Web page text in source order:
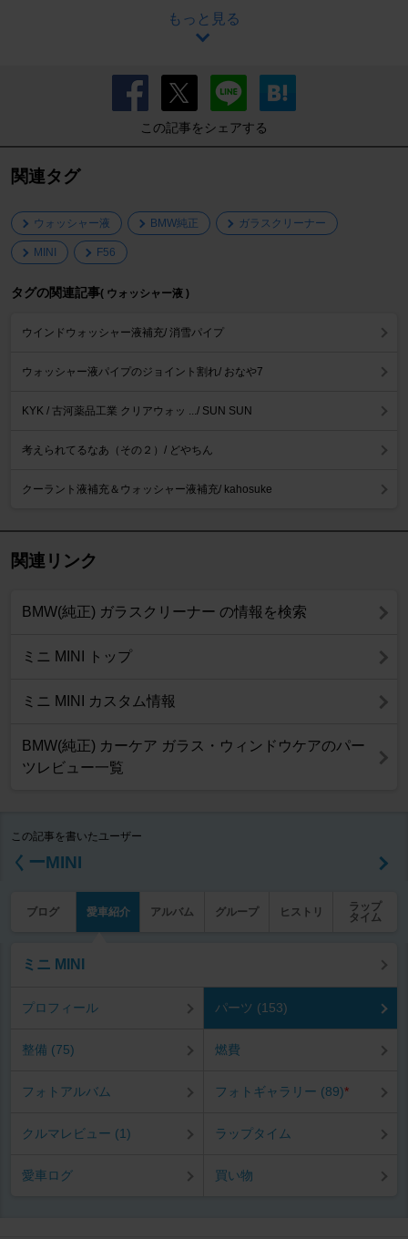
もっと見る
この記事をシェアする
関連タグ
ウォッシャー液 BMW純正 ガラスクリーナー
MINI F56
タグの関連記事( ウォッシャー液 )
ウインドウォッシャー液補充/ 消雪パイプ
ウォッシャー液パイプのジョイント割れ/ おなや7
KYK / 古河薬品工業 クリアウォッ .../ SUN SUN
考えられてるなあ（その２）/ どやちん
クーラント液補充＆ウォッシャー液補充/ kahosuke
関連リンク
BMW(純正) ガラスクリーナー の情報を検索
ミニ MINI トップ
ミニ MINI カスタム情報
BMW(純正) カーケア ガラス・ウィンドウケアのパー
ツレビュー一覧
この記事を書いたユーザー
くーMINI
ブログ 愛車紹介 アルバム グループ ヒストリ
ラップ
タイム
ミニ MINI
プロフィール パーツ (153)
整備 (75) 燃費
フォトアルバム フォトギャラリー (89)*
クルマレビュー (1) ラップタイム
愛車ログ 買い物